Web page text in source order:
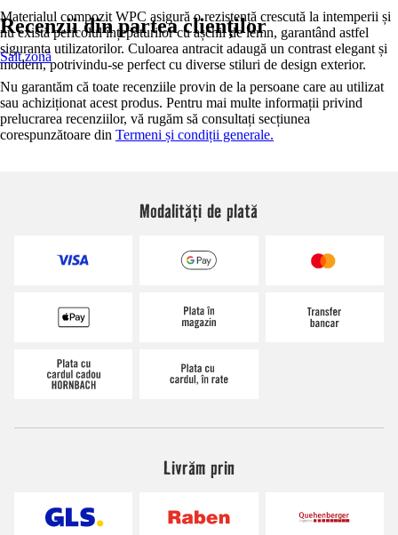
Materialul compozit WPC asigură o rezistență crescută la intemperii și
nu există pericolul înțepăturilor cu așchii de lemn, garantând astfel
siguranța utilizatorilor. Culoarea antracit adaugă un contrast elegant și
modern, potrivindu-se perfect cu diverse stiluri de design exterior.
Recenzii din partea clienților
Salt zonă
Nu garantăm că toate recenziile provin de la persoane care au utilizat
sau achiziționat acest produs. Pentru mai multe informații privind
prelucrarea recenziilor, vă rugăm să consultați secțiunea
corespunzătoare din Termeni și condiții generale.
Modalități de plată
Livrăm prin